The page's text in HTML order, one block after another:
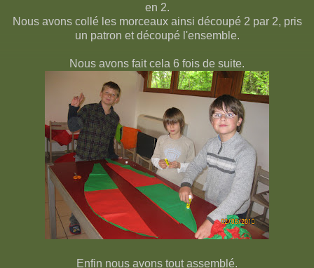
en 2.
Nous avons collé les morceaux ainsi découpé 2 par 2, pris
un patron et découpé l'ensemble.
Nous avons fait cela 6 fois de suite.
Enfin nous avons tout assemblé.